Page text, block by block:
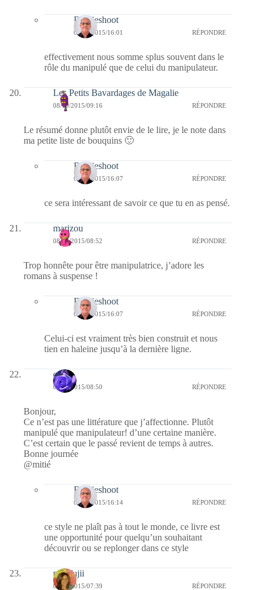
Bernieshoot
09/10/2015/16:01 RÉPONDRE
effectivement nous somme splus souvent dans le
rôle du manipulé que de celui du manipulateur.
Les Petits Bavardages de Magalie
08/10/2015/09:16 RÉPONDRE
Le résumé donne plutôt envie de le lire, je le note dans
ma petite liste de bouquins 🙂
Bernieshoot
09/10/2015/16:07 RÉPONDRE
ce sera intéressant de savoir ce que tu en as pensé.
marizou
08/10/2015/08:52 RÉPONDRE
Trop honnête pour être manipulatrice, j’adore les
romans à suspense !
Bernieshoot
09/10/2015/16:07 RÉPONDRE
Celui-ci est vraiment très bien construit et nous
tien en haleine jusqu’à la dernière ligne.
covix
08/10/2015/08:50 RÉPONDRE
Bonjour,
Ce n’est pas une littérature que j’affectionne. Plutôt
manipulé que manipulateur! d’une certaine manière.
C’est certain que le passé revient de temps à autres.
Bonne journée
@mitié
Bernieshoot
09/10/2015/16:14 RÉPONDRE
ce style ne plaît pas à tout le monde, ce livre est
une opportunité pour quelqu’un souhaitant
découvrir ou se replonger dans ce style
missfujii
08/10/2015/07:39 RÉPONDRE